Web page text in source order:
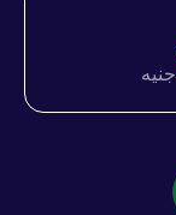
جنيه